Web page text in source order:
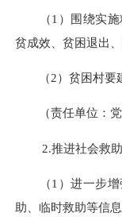
（1 ）围绕实
贫成效、贫困退出
（2）贫困村要
（责任单位：党
2.推进社会救
（1 ）进一步
助、临时救助等信